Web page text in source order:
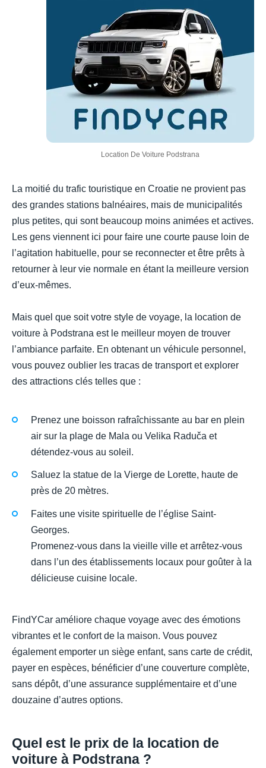
Location De Voiture Podstrana
La moitié du trafic touristique en Croatie ne provient pas
des grandes stations balnéaires, mais de municipalités
plus petites, qui sont beaucoup moins animées et actives.
Les gens viennent ici pour faire une courte pause loin de
l’agitation habituelle, pour se reconnecter et être prêts à
retourner à leur vie normale en étant la meilleure version
d’eux-mêmes.
Mais quel que soit votre style de voyage, la location de
voiture à Podstrana est le meilleur moyen de trouver
l’ambiance parfaite. En obtenant un véhicule personnel,
vous pouvez oublier les tracas de transport et explorer
des attractions clés telles que :
Prenez une boisson rafraîchissante au bar en plein
air sur la plage de Mala ou Velika Raduča et
détendez-vous au soleil.
Saluez la statue de la Vierge de Lorette, haute de
près de 20 mètres.
Faites une visite spirituelle de l’église Saint-
Georges.
Promenez-vous dans la vieille ville et arrêtez-vous
dans l’un des établissements locaux pour goûter à la
délicieuse cuisine locale.
FindYCar améliore chaque voyage avec des émotions
vibrantes et le confort de la maison. Vous pouvez
également emporter un siège enfant, sans carte de crédit,
payer en espèces, bénéficier d’une couverture complète,
sans dépôt, d’une assurance supplémentaire et d’une
douzaine d’autres options.
Quel est le prix de la location de
voiture à Podstrana ?